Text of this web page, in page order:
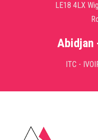
LE18 4LX
Abidjan
ITC -